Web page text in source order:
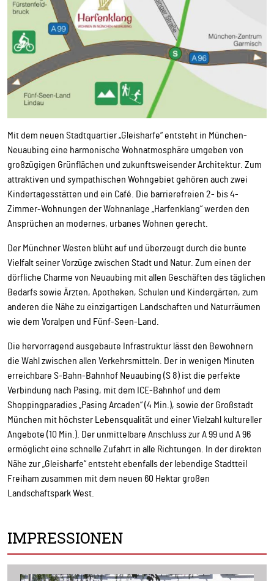
Mit dem neuen Stadtquartier „Gleisharfe“ entsteht in München-
Neuaubing eine harmonische Wohnatmosphäre umgeben von
großzügigen Grünflächen und zukunftsweisender Architektur. Zum
attraktiven und sympathischen Wohngebiet gehören auch zwei
Kindertagesstätten und ein Café. Die barrierefreien 2- bis 4-
Zimmer-Wohnungen der Wohnanlage „Harfenklang“ werden den
Ansprüchen an modernes, urbanes Wohnen gerecht.
Der Münchner Westen blüht auf und überzeugt durch die bunte
Vielfalt seiner Vorzüge zwischen Stadt und Natur. Zum einen der
dörfliche Charme von Neuaubing mit allen Geschäften des täglichen
Bedarfs sowie Ärzten, Apotheken, Schulen und Kindergärten, zum
anderen die Nähe zu einzigartigen Landschaften und Naturräumen
wie dem Voralpen und Fünf-Seen-Land.
Die hervorragend ausgebaute Infrastruktur lässt den Bewohnern
die Wahl zwischen allen Verkehrsmitteln. Der in wenigen Minuten
erreichbare S-Bahn-Bahnhof Neuaubing (S 8) ist die perfekte
Verbindung nach Pasing, mit dem ICE-Bahnhof und dem
Shoppingparadies „Pasing Arcaden“ (4 Min.), sowie der Großstadt
München mit höchster Lebensqualität und einer Vielzahl kultureller
Angebote (10 Min.). Der unmittelbare Anschluss zur A 99 und A 96
ermöglicht eine schnelle Zufahrt in alle Richtungen. In der direkten
Nähe zur „Gleisharfe“ entsteht ebenfalls der lebendige Stadtteil
Freiham zusammen mit dem neuen 60 Hektar großen
Landschaftspark West.
IMPRESSIONEN